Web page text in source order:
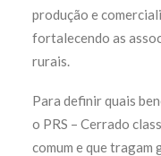
produção e
fortalecendo as
rurais.
Para definir quais
o PRS – Cerrado
comum e que